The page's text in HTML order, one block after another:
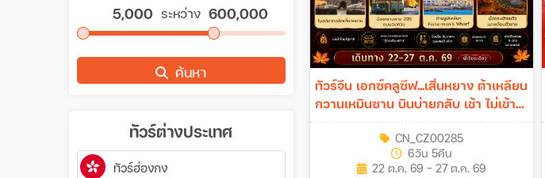
ระหว่าง
ค้นหา
ทัวร์ต่างประเทศ
ทัวร์ฮ่องกง
ทัวร์จีน เอกซ์คลูซีฟ...เสิ่นหยาง ต้าเหลียน
กวานเหมินซาน บินบ่ายกลับ เช้า ไม่เข้า
ร้านรัฐ 6วัน 5คืน (CZ)
CN_CZ00285
6วัน 5คืน
22 ต.ค. 69 - 27 ต.ค. 69